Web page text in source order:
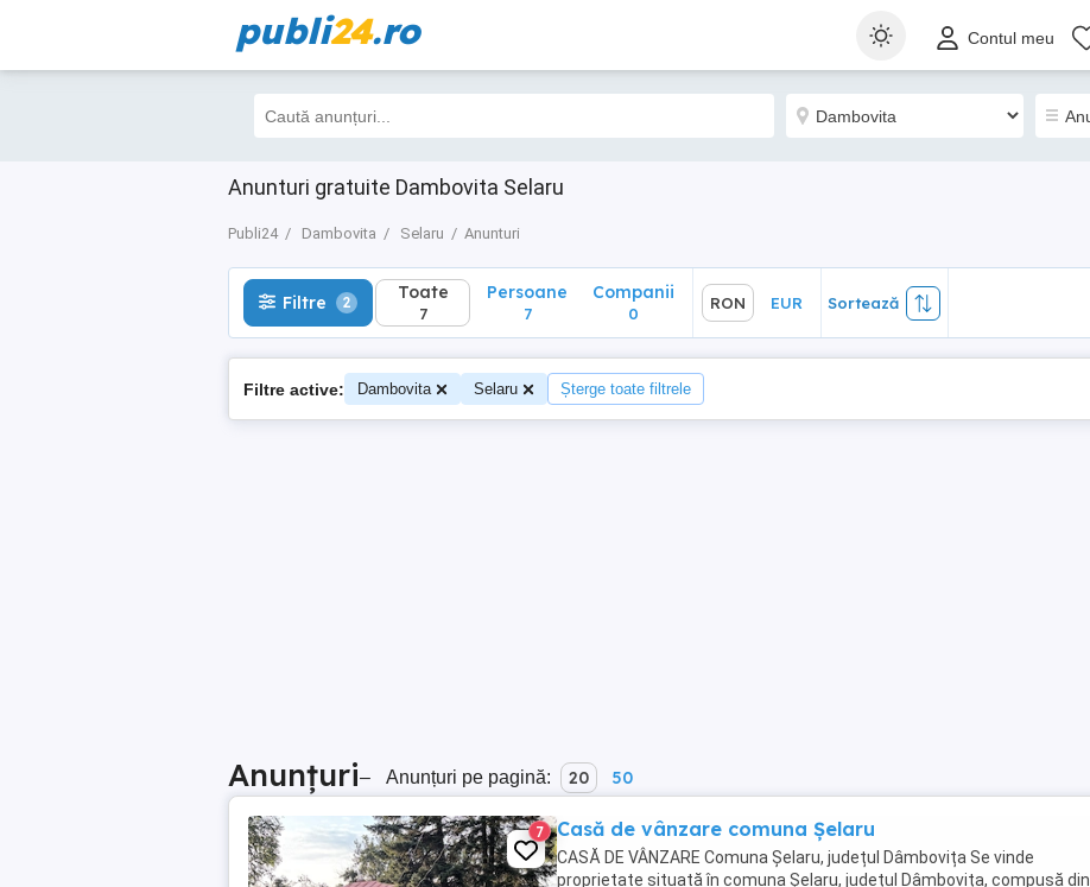
publi24.ro Contul meu
Anunturi gratuite Dambovita Selaru
Publi24 Dambovita Selaru Anunturi
Filtre 2 Toate
7
Sortează
Filtre 2 Toate
7
Persoane
7
Companii
0
RON EUR Sortează
Filtre active: Dambovita Selaru Șterge toate filtrele
Anunțuri– Anunțuri pe pagină: 20 50
7 Casă de vânzare comuna Șelaru
CASĂ DE VÂNZARE Comuna Șelaru, județul Dâmbovița Se vinde
proprietate situată în comuna Șelaru, județul Dâmbovița, compusă din